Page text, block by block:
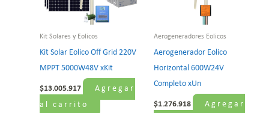
Kit Solares y Eolicos
Kit Solar Eolico Off Grid 220V
MPPT 5000W48V xKit
$13.005.917
Agregar
al carrito
Aerogeneradores Eolicos
Aerogenerador Eolico
Horizontal 600W24V
Completo xUn
$1.276.918
Agregar